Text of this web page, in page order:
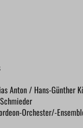
Anton / Hans-Günther
Orchester/-